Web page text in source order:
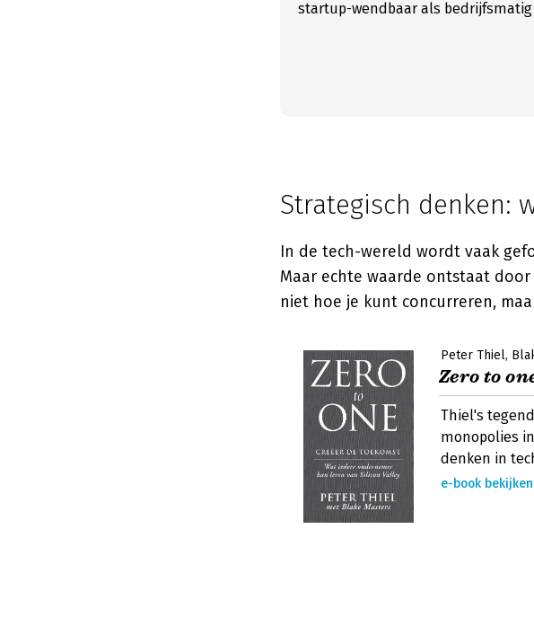
startup-wendbaar als
Strategisch denken:
In de tech-wereld wordt vaak
Maar echte waarde ontstaat
niet hoe je kunt concurreren,
Peter Thiel
Zero to
Thiel's
monopolies
denken in
e-book bekijken